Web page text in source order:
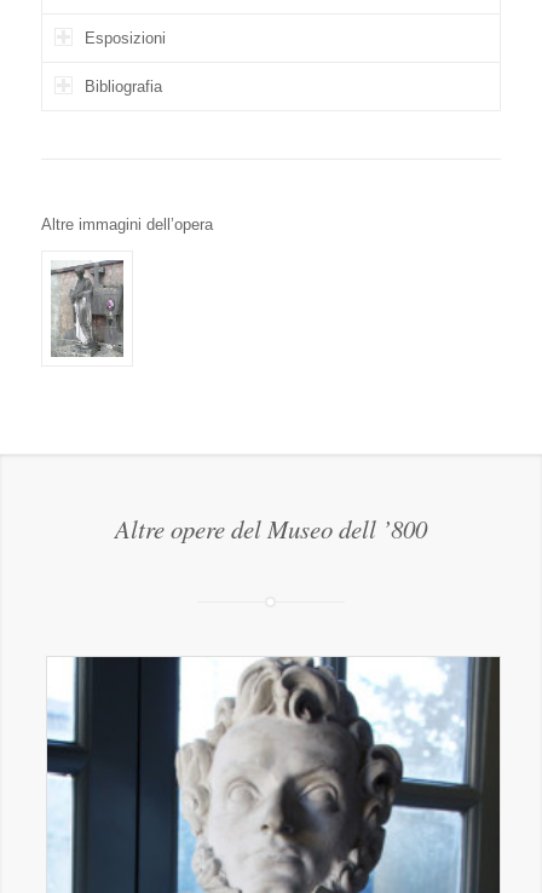
Esposizioni
Bibliografia
Altre immagini dell’opera
Altre opere del Museo dell ’800